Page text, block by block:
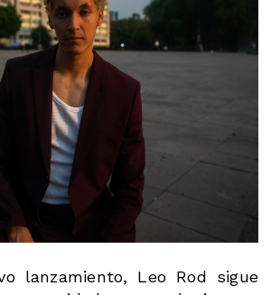
lanzamiento, Leo Rod sigue